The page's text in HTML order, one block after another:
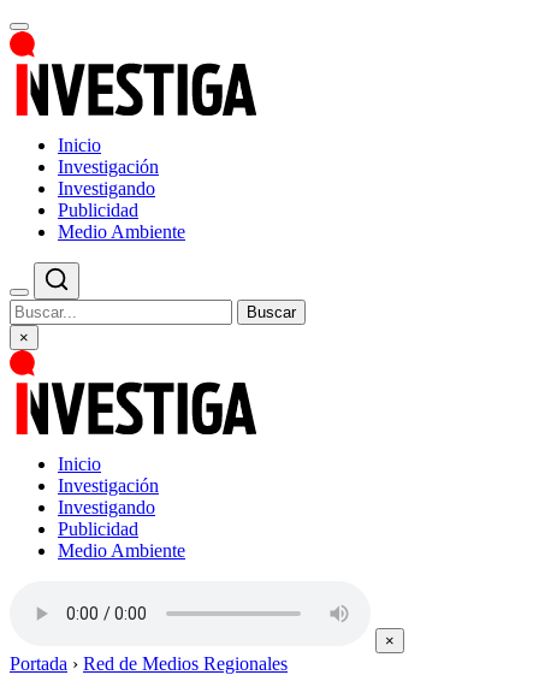
Inicio
Investigación
Investigando
Publicidad
Medio Ambiente
Buscar
×
Inicio
Investigación
Investigando
Publicidad
Medio Ambiente
×
Portada › Red de Medios Regionales